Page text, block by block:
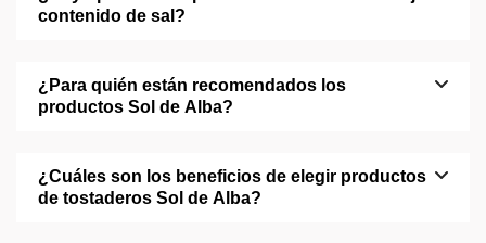
contenido de sal?
¿Para quién están recomendados los
productos Sol de Alba?
¿Cuáles son los beneficios de elegir productos
de tostaderos Sol de Alba?